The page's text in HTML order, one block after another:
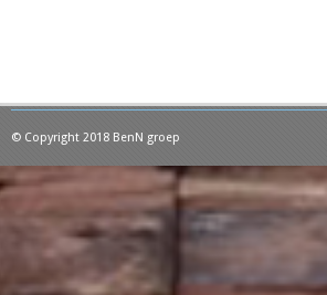
© Copyright 2018 BenN groep